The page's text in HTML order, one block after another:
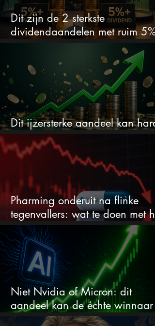
Dit zijn de 2 sterkste
dividendaandelen met ruim 5%
Dit ijzersterke aandeel kan hard
stijgen maar bijna niemand kijkt
Pharming onderuit na flinke
tegenvallers: wat te doen met
aandeel?
Niet Nvidia of Micron: dit
aandeel kan de échte winnaar
van de AI-race worden